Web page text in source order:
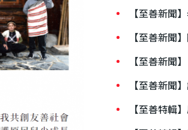
【至善新聞
【至善新聞
【至善新聞
【至善新聞
【至善特輯